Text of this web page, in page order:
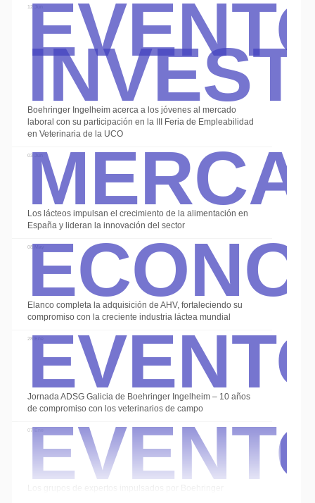
12 Jun
Boehringer Ingelheim acerca a los jóvenes al mercado
laboral con su participación en la III Feria de Empleabilidad
en Veterinaria de la UCO
03 Jun
Los lácteos impulsan el crecimiento de la alimentación en
España y lideran la innovación del sector
08 May
Elanco completa la adquisición de AHV, fortaleciendo su
compromiso con la creciente industria láctea mundial
28 Ene
Jornada ADSG Galicia de Boehringer Ingelheim – 10 años
de compromiso con los veterinarios de campo
07 Ene